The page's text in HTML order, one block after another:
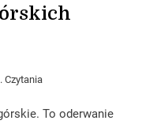
Czytania
To oderwanie